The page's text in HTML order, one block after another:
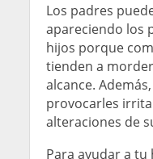
Los padres
apareciendo los
hijos porque
tienden a
alcance.
provocarles
alteraciones de
Para ayudar a